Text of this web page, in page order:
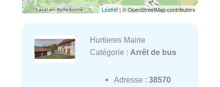
Leaflet| © OpenStreetMap contributors
Hurtieres Mairie
Catégorie : Arrêt de bus
Adresse : 38570